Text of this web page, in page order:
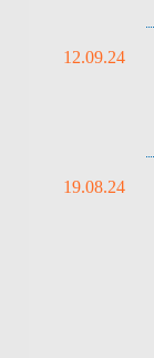
12.09.24
19.08.24